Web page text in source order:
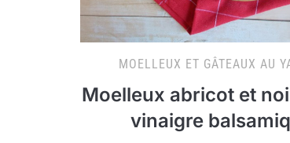
MOELLEUX ET GÂTEAUX AU
Moelleux abricot et
vinaigre